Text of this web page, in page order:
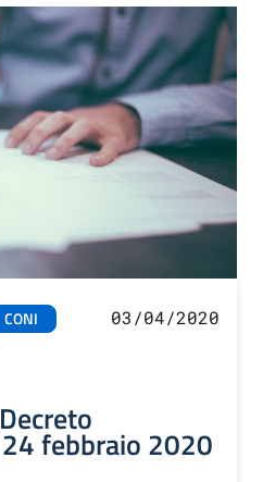
CONI
03/04/2020
febbraio 2020